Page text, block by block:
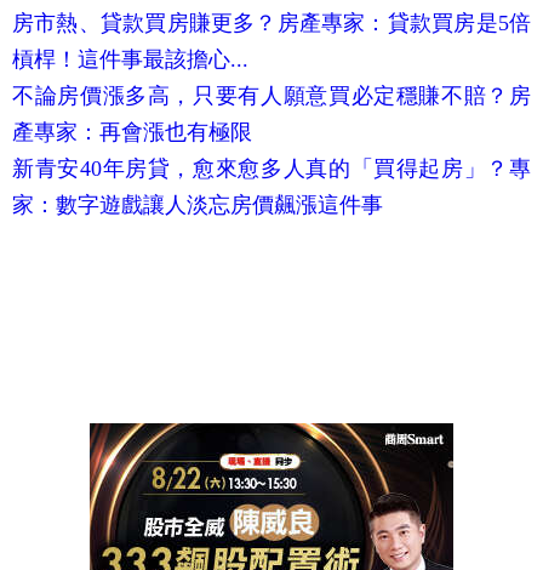
房市熱、貸款買房賺更多？房產專家：貸款買房是5倍
槓桿！這件事最該擔心...
不論房價漲多高，只要有人願意買必定穩賺不賠？房
產專家：再會漲也有極限
新青安40年房貸，愈來愈多人真的「買得起房」？專
家：數字遊戲讓人淡忘房價飆漲這件事